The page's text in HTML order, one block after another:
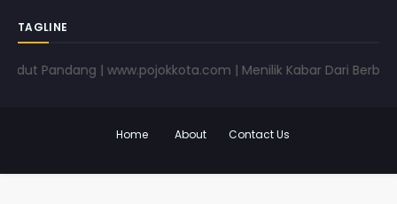
TAGLINE
Pandang | www.pojokkota.com | Menilik Kabar Dari Berbagai
Home About Contact Us